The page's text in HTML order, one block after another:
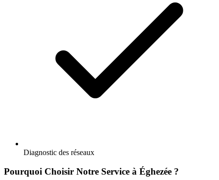
Diagnostic des réseaux
Pourquoi Choisir Notre Service à Éghezée ?